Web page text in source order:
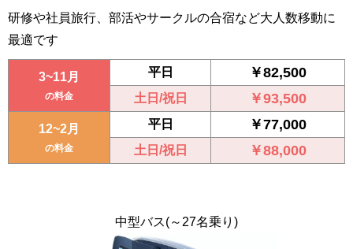
研修や社員旅行、部活やサークルの合宿など大人数移動に
最適です
3~11月
の料金
平日 ￥82,500
土日/祝日 ￥93,500
12~2月
の料金
平日 ￥77,000
土日/祝日 ￥88,000
中型バス(～27名乗り)